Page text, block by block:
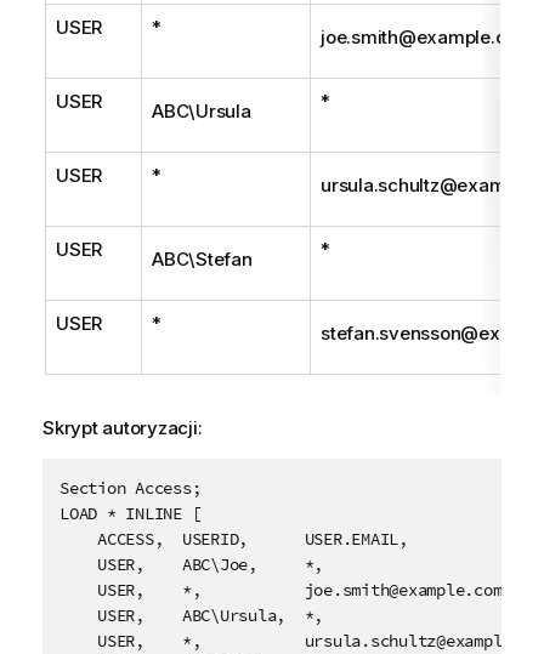
USER * joe.smith@example.com
USER ABC\Ursula *
USER *
USER ABC\Stefan *
USER *
Skrypt autoryzacji:
Section Access;
LOAD * INLINE [
ACCESS,  USERID,      USER.EMAIL,
USER,    ABC\Joe,     *,
USER,    *,           joe.smith@example.com,
USER,    ABC\Ursula,  *,
USER,    *,